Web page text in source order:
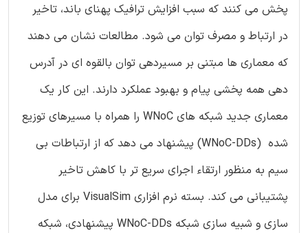
پخش می کنند که سبب افزایش ترافیک پهنای باند، تاخیر
در ارتباط و مصرف توان می شود. مطالعات نشان می دهند
که معماری ها مبتنی بر مسیردهی توان بالقوه ای در آدرس
دهی همه پخشی پیام و بهبود عملکرد دارند. این کار یک
معماری جدید شبکه های WNoC را همراه با مسیرهای توزیع
شده (WNoC-DDs) پیشنهاد می دهد که از ارتباطات بی
سیم به منظور ارتقاء اجرای سریع تر با کاهش تاخیر
پشتیبانی می کند. بسته نرم افزاری VisualSim برای مدل
سازی و شبیه سازی شبکه WNoC-DDs پیشنهادی، شبکه